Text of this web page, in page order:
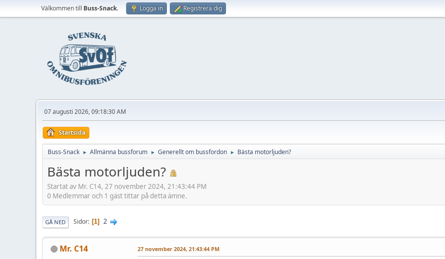
Välkommen till Buss-Snack. Logga in Registrera dig
07 augusti 2026, 09:18:30 AM
Startsida
Buss-Snack ► Allmänna bussforum ► Generellt om bussfordon ► Bästa motorljuden?
Bästa motorljuden?
Startat av Mr. C14, 27 november 2024, 21:43:44 PM
0 Medlemmar och 1 gäst tittar på detta ämne.
GÅ NED Sidor 1 2
Mr. C14 27 november 2024, 21:43:44 PM